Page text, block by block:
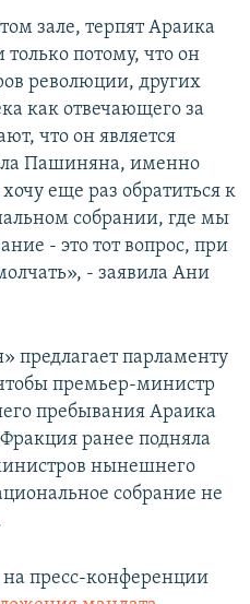
зале, терпят Араика
потому, что он
революции, других
как отвечающего за
что он является
Пашиняна, именно
еще раз обратиться к
собрании, где мы
- это тот вопрос, при
- заявила Ани
предлагает парламенту
премьер-министр
пребывания Араика
ранее подняла
нынешнего
собрание не
пресс-конференции